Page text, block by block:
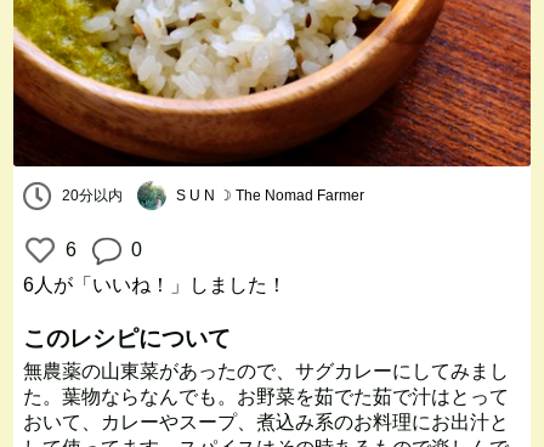
20分以内 S U N ☽ The Nomad Farmer
6
0
6人 が「いいね！」しました！
このレシピについて
無農薬の山東菜があったので、サグカレーにしてみまし
た。葉物ならなんでも。お野菜を茹でた茹で汁はとって
おいて、カレーやスープ、煮込み系のお料理にお出汁と